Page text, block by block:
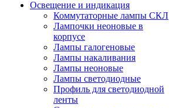
Освещение и индикация
Коммутаторные лампы СКЛ
Лампочки неоновые в
корпусе
Лампы галогеновые
Лампы накаливания
Лампы неоновые
Лампы светодиодные
Профиль для светодиодной
ленты